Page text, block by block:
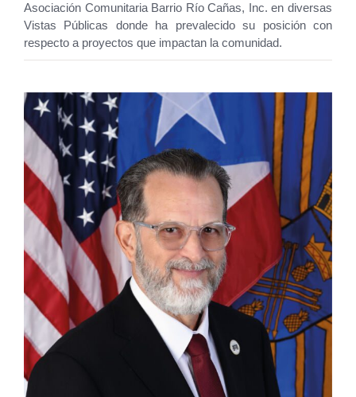
Asociación Comunitaria Barrio Río Cañas, Inc. en diversas
Vistas Públicas donde ha prevalecido su posición con
respecto a proyectos que impactan la comunidad.